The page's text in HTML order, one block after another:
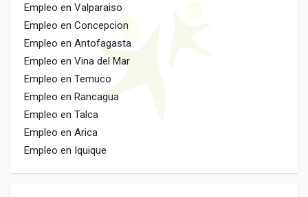
Empleo en Valparaiso
Empleo en Concepcion
Empleo en Antofagasta
Empleo en Vina del Mar
Empleo en Temuco
Empleo en Rancagua
Empleo en Talca
Empleo en Arica
Empleo en Iquique